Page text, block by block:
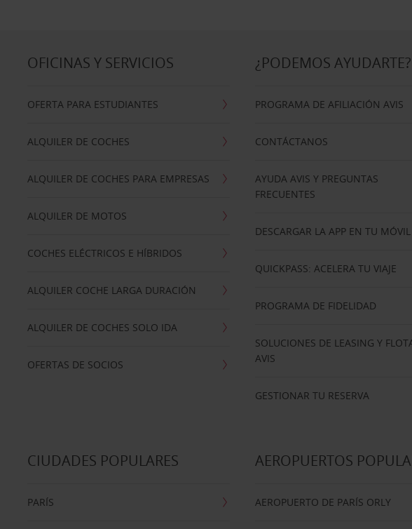
OFICINAS Y SERVICIOS
OFERTA PARA ESTUDIANTES
ALQUILER DE COCHES
ALQUILER DE COCHES PARA EMPRESAS
ALQUILER DE MOTOS
COCHES ELÉCTRICOS E HÍBRIDOS
ALQUILER COCHE LARGA DURACIÓN
ALQUILER DE COCHES SOLO IDA
OFERTAS DE SOCIOS
¿PODEMOS AYUDARTE?
PROGRAMA DE AFILIACIÓN AVIS
CONTÁCTANOS
AYUDA AVIS Y PREGUNTAS
FRECUENTES
DESCARGAR LA APP EN TU MÓVIL
QUICKPASS: ACELERA TU VIAJE
PROGRAMA DE FIDELIDAD
SOLUCIONES DE LEASING Y
AVIS
GESTIONAR TU RESERVA
CIUDADES POPULARES
PARÍS
AEROPUERTOS
AEROPUERTO DE PARÍS ORLY